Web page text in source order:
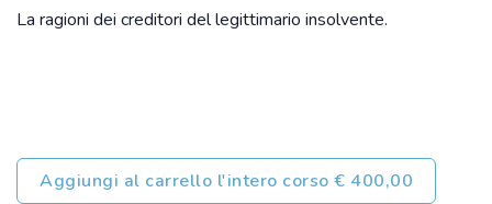
La ragioni dei creditori del legittimario insolvente.
Aggiungi al carrello l'intero corso € 400,00